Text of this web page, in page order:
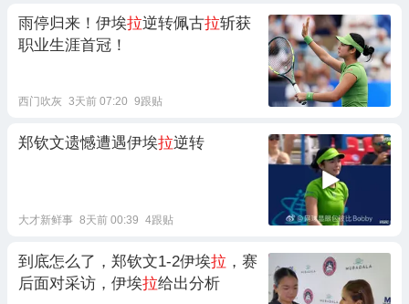
雨停归来！伊埃拉逆转佩古拉斩获
职业生涯首冠！
西门吹灰 3天前 07:20 9跟贴
郑钦文遗憾遭遇伊埃拉逆转
大才新鲜事 8天前 00:39 4跟贴
到底怎么了，郑钦文1-2伊埃拉 ，赛
后面对采访，伊埃拉给出分析